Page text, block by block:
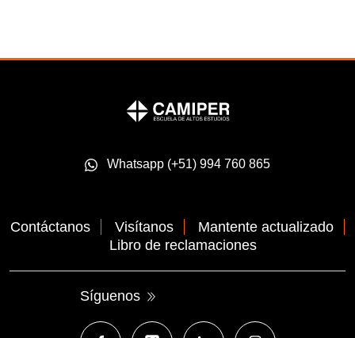
Whatsapp (+51) 994 760 865
Contáctanos Visítanos
Mantente actualizado
Libro de reclamaciones
Síguenos